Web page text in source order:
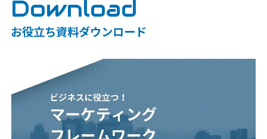
Download
お役立ち資料ダウンロード